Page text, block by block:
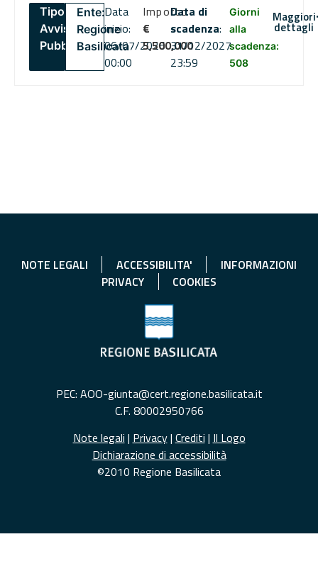
Tipo:
Avviso
Pubblico
Ente:
Regione
Basilicata
Data
inizio:
06/07/2026
00:00
Importo
€
5,500,000
Data di
scadenza:
31/12/2027
23:59
Giorni
alla
scadenza:
508
Maggiori
dettagli
NOTE LEGALI ACCESSIBILITA'
INFORMAZIONI
PRIVACY
COOKIES
PEC: AOO-giunta@cert.regione.basilicata.it
C.F. 80002950766
Note legali | Privacy| Crediti | Il Logo
Dichiarazione di accessibilità
©2010 Regione Basilicata